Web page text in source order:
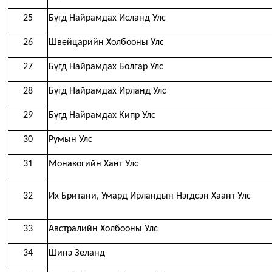
25 Бүгд Найрамдах Исланд Улс
26 Швейцарийн Холбооны Улс
27 Бүгд Найрамдах Болгар Улс
28 Бүгд Найрамдах Ирланд Улс
29 Бүгд Найрамдах Кипр Улс
30 Румын Улс
31 Монакогийн Хант Улс
32 Их Британи, Умард Ирландын Нэгдсэн Хаант Улс
33 Австралийн Холбооны Улс
34 Шинэ Зеланд